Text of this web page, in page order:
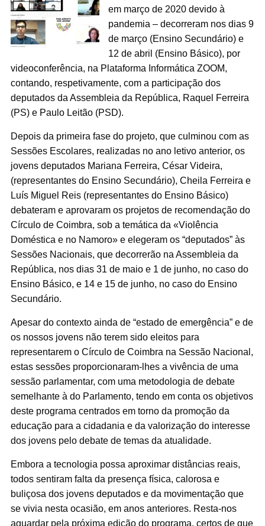
em março de 2020 devido à
pandemia – decorreram nos dias 9
de março (Ensino Secundário) e
12 de abril (Ensino Básico), por
videoconferência, na Plataforma Informática ZOOM,
contando, respetivamente, com a participação dos
deputados da Assembleia da República, Raquel Ferreira
(PS) e Paulo Leitão (PSD).
Depois da primeira fase do projeto, que culminou com as
Sessões Escolares, realizadas no ano letivo anterior, os
jovens deputados Mariana Ferreira, César Videira,
(representantes do Ensino Secundário), Cheila Ferreira e
Luís Miguel Reis (representantes do Ensino Básico)
debateram e aprovaram os projetos de recomendação do
Círculo de Coimbra, sob a temática da «Violência
Doméstica e no Namoro» e elegeram os “deputados” às
Sessões Nacionais, que decorrerão na Assembleia da
República, nos dias 31 de maio e 1 de junho, no caso do
Ensino Básico, e 14 e 15 de junho, no caso do Ensino
Secundário.
Apesar do contexto ainda de “estado de emergência” e de
os nossos jovens não terem sido eleitos para
representarem o Círculo de Coimbra na Sessão Nacional,
estas sessões proporcionaram-lhes a vivência de uma
sessão parlamentar, com uma metodologia de debate
semelhante à do Parlamento, tendo em conta os objetivos
deste programa centrados em torno da promoção da
educação para a cidadania e da valorização do interesse
dos jovens pelo debate de temas da atualidade.
Embora a tecnologia possa aproximar distâncias reais,
todos sentiram falta da presença física, calorosa e
buliçosa dos jovens deputados e da movimentação que
se vivia nesta ocasião, em anos anteriores. Resta-nos
aguardar pela próxima edição do programa, certos de que